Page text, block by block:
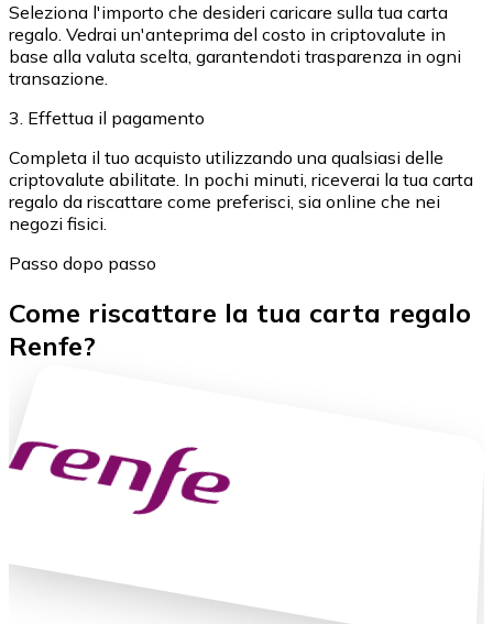
Seleziona l'importo che desideri caricare sulla tua carta
regalo. Vedrai un'anteprima del costo in criptovalute in
base alla valuta scelta, garantendoti trasparenza in ogni
transazione.
3. Effettua il pagamento
Completa il tuo acquisto utilizzando una qualsiasi delle
criptovalute abilitate. In pochi minuti, riceverai la tua carta
regalo da riscattare come preferisci, sia online che nei
negozi fisici.
Passo dopo passo
Come riscattare la tua carta regalo
Renfe?